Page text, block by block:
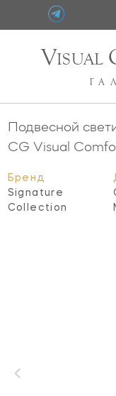
VISUAL
Подвесной
CG Visual
Бренд
Signature
Collection